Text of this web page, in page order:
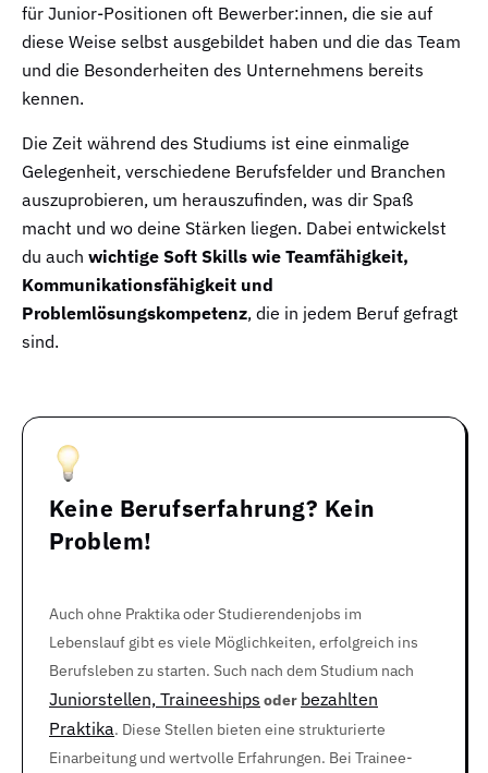
für Junior-Positionen oft Bewerber:innen, die sie auf
diese Weise selbst ausgebildet haben und die das Team
und die Besonderheiten des Unternehmens bereits
kennen.
Die Zeit während des Studiums ist eine einmalige
Gelegenheit, verschiedene Berufsfelder und Branchen
auszuprobieren, um herauszufinden, was dir Spaß
macht und wo deine Stärken liegen. Dabei entwickelst
du auch wichtige Soft Skills wie Teamfähigkeit,
Kommunikationsfähigkeit und
Problemlösungskompetenz, die in jedem Beruf gefragt
sind.
Keine Berufserfahrung? Kein
Problem!
Auch ohne Praktika oder Studierendenjobs im
Lebenslauf gibt es viele Möglichkeiten, erfolgreich ins
Berufsleben zu starten. Such nach dem Studium nach
Juniorstellen, Traineeships oder bezahlten
Praktika. Diese Stellen bieten eine strukturierte
Einarbeitung und wertvolle Erfahrungen. Bei Trainee-